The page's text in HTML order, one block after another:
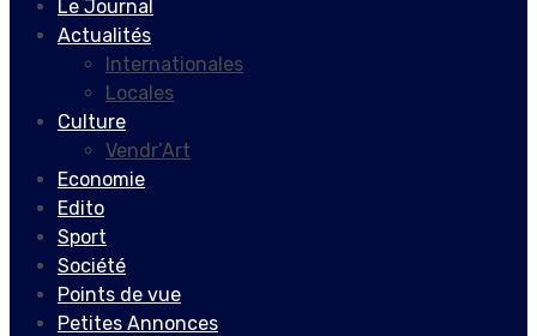
Le Journal
Actualités
Internationales
Locales
Culture
Vendr’Art
Economie
Edito
Sport
Société
Points de vue
Petites Annonces